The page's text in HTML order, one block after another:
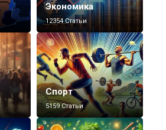
Экономика
12354 Статьи
Спорт
5159 Статьи